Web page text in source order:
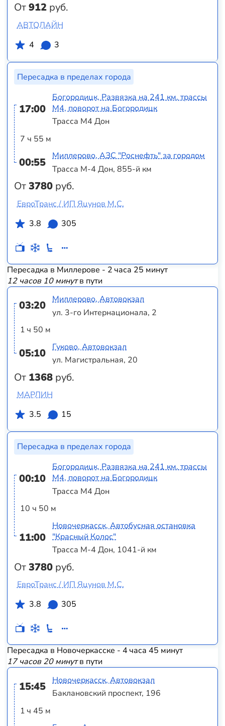
От912 руб.
АВТОЛАЙН
4
3
Пересадка в пределах города
17:00
7 ч 55 м
00:55
От3780 руб.
Богородицк, Развязка на 241 км. трассы
М4, поворот на Богородицк
Трасса М4 Дон
Миллерово, АЗС "Роснефть" за городом
Трасса М-4 Дон, 855-й км
ЕвроТранс / ИП Яцунов М.С.
3.8
305
Пересадка в Миллерове - 2 часа 25 минут
12 часов 10 минутв пути
03:20
1 ч 50 м
05:10
От 1368 руб.
Миллерово, Автовокзал
ул. 3-го Интернационала, 2
Гуково, Автовокзал
ул. Магистральная, 20
МАРЛИН
3.5
15
Пересадка в пределах города
00:10
10 ч 50 м
11:00
От3780 руб.
Богородицк, Развязка на 241 км. трассы
М4, поворот на Богородицк
Трасса М4 Дон
Новочеркасск, Автобусная остановка
"Красный Колос"
Трасса М-4 Дон, 1041-й км
ЕвроТранс / ИП Яцунов М.С.
3.8
305
Пересадка в Новочеркасске - 4 часа 45 минут
17 часов 20 минутв пути
15:45
1 ч 45 м
Новочеркасск, Автовокзал
Баклановский проспект, 196